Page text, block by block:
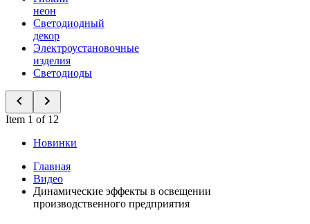
неон
Светодиодный
декор
Электроустановочные
изделия
Светодиоды
Item 1 of 12
Новинки
Главная
Видео
Динамические эффекты в освещении
производственного предприятия